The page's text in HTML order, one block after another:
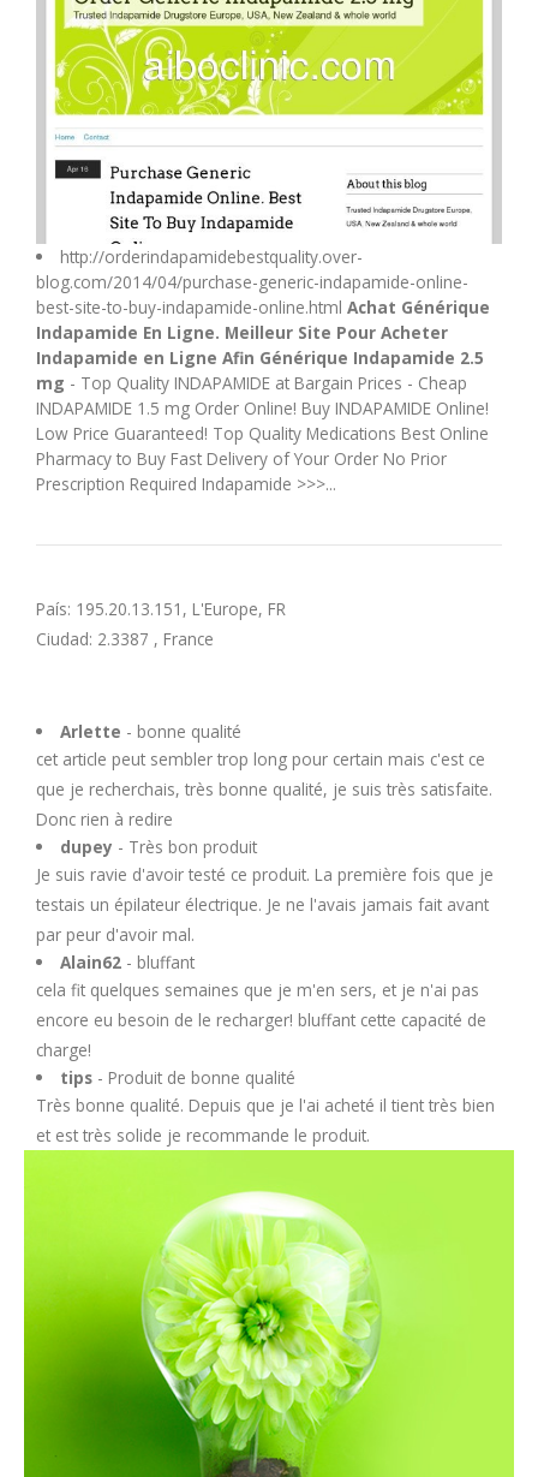
O
P
R
S
T
U
V
W
X
http://orderindapamidebestquality.over-
blog.com/2014/04/purchase-generic-indapamide-online-
best-site-to-buy-indapamide-online.html Achat Générique
Indapamide En Ligne. Meilleur Site Pour Acheter
Indapamide en Ligne Afin Générique Indapamide 2.5
mg - Top Quality INDAPAMIDE at Bargain Prices - Cheap
INDAPAMIDE 1.5 mg Order Online! Buy INDAPAMIDE Online!
Low Price Guaranteed! Top Quality Medications Best Online
Pharmacy to Buy Fast Delivery of Your Order No Prior
Prescription Required Indapamide >>>...
País: 195.20.13.151, L'Europe, FR
Ciudad: 2.3387 , France
Arlette - bonne qualité
cet article peut sembler trop long pour certain mais c'est ce
que je recherchais, très bonne qualité, je suis très satisfaite.
Donc rien à redire
dupey - Très bon produit
Je suis ravie d'avoir testé ce produit. La première fois que je
testais un épilateur électrique. Je ne l'avais jamais fait avant
par peur d'avoir mal.
Alain62- bluffant
cela fit quelques semaines que je m'en sers, et je n'ai pas
encore eu besoin de le recharger! bluffant cette capacité de
charge!
tips- Produit de bonne qualité
Très bonne qualité. Depuis que je l'ai acheté il tient très bien
et est très solide je recommande le produit.